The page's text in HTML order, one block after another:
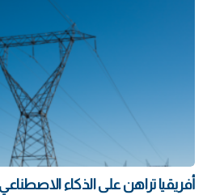
أفريقيا تراهن على الذكاء